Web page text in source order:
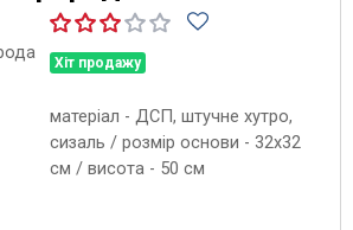
Хіт продажу
матеріал - ДСП, штучне хутро,
сизаль / розмір основи - 32х32
см / висота - 50 см